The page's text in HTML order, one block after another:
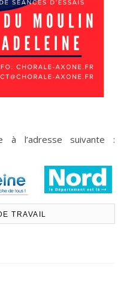
à l’adresse suivante :
TRAVAIL